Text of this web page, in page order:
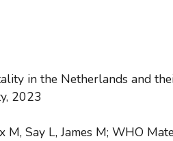
in the Netherlands and
2023
M, Say L, James M; WHO